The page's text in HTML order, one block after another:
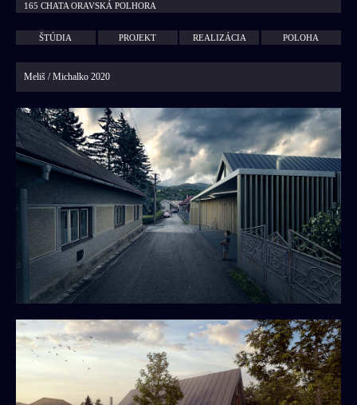
165 CHATA ORAVSKÁ POLHORA
070 POŽIARNA ZBROJNICA
157 3RD AHOJ
042 BD HRIŇOVÁ
158 RD NITRA
149 RD KOKAVA NAD RIMAVICOU
133 RD BERNOLÁKOVO
129 RD RAČA
123 MALÝ RAJ
121 IVÁNKA PRI DUNAJI
099 PRŠANY
180 MODULOVÝ DOM
098 ČASTÁ
094 PÍLA
065 IVÁNKA PRI DUNAJI
072 NOVÁ DEDINKA
092 SVÄTÝ JUR
167 INNOVATRICS
ŠTÚDIA PROJEKT REALIZÁCIA POLOHA
Meliš / Michalko 2020